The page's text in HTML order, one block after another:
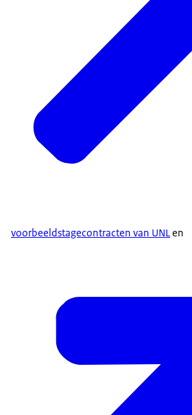
voorbeeldstagecontracten van UNLen